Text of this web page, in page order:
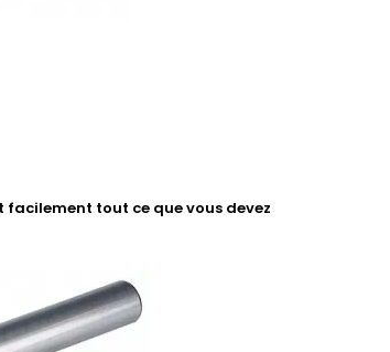
tout ce que vous devez